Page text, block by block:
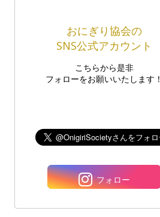
おにぎり協会の
SNS公式アカウント
こちらから是非
フォローをお願いいたします！
フォロー